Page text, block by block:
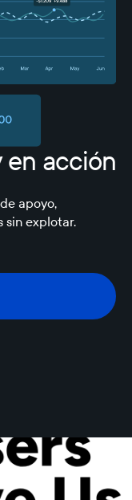
en acción
apoyo,
sin explotar.